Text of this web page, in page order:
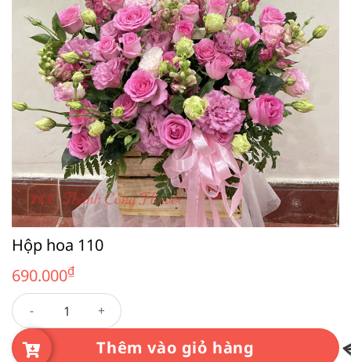
Hộp hoa 110
690.000₫
Hộp hoa 110 số lượng
Thêm vào giỏ hàng